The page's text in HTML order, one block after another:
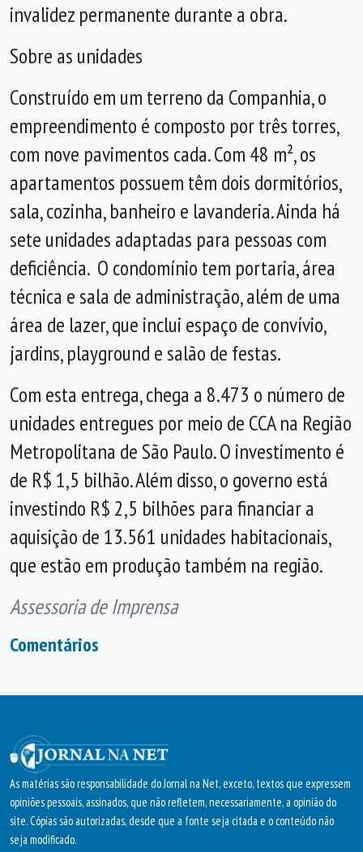
invalidez permanente durante a obra.
Sobre as unidades
Construído em um terreno da Companhia, o
empreendimento é composto por três torres,
com nove pavimentos cada. Com 48 m², os
apartamentos possuem têm dois dormitórios,
sala, cozinha, banheiro e lavanderia. Ainda há
sete unidades adaptadas para pessoas com
deficiência. O condomínio tem portaria, área
técnica e sala de administração, além de uma
área de lazer, que inclui espaço de convívio,
jardins, playground e salão de festas.
Com esta entrega, chega a 8.473 o número de
unidades entregues por meio de CCA na Região
Metropolitana de São Paulo. O investimento é
de R$ 1,5 bilhão. Além disso, o governo está
investindo R$ 2,5 bilhões para financiar a
aquisição de 13.561 unidades habitacionais,
que estão em produção também na região.
Assessoria de Imprensa
Comentários
As matérias são responsabilidade do Jornal na Net, exceto, textos que expressem
opiniões pessoais, assinados, que não refletem, necessariamente, a opinião do
site. Cópias são autorizadas, desde que a fonte seja citada e o conteúdo não
seja modificado.